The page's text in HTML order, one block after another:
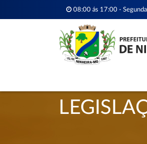
08:00 ás 17:00 -